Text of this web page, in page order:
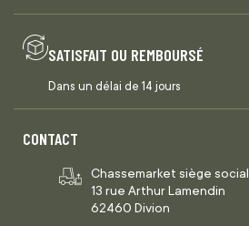
SATISFAIT OU REMBOURSÉ
Dans un délai de 14 jours
CONTACT
Chassemarket siège social
13 rue Arthur Lamendin
62460 Divion